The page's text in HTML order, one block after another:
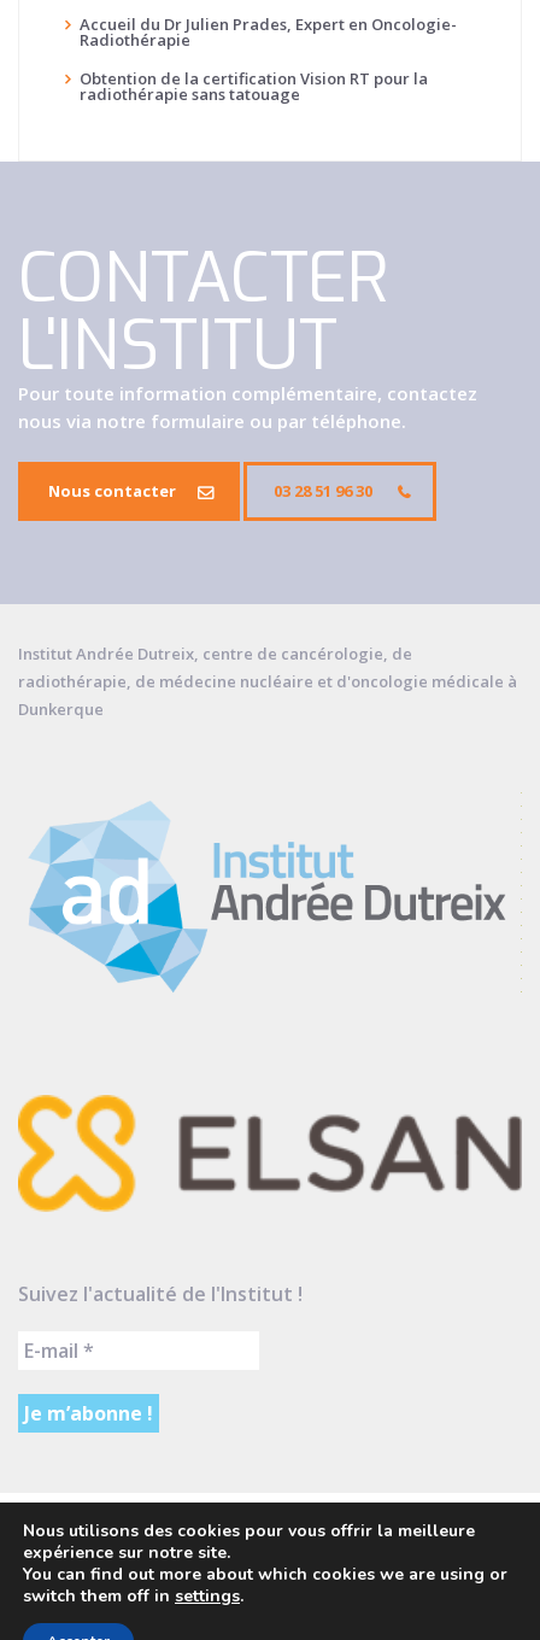
Accueil du Dr Julien Prades, Expert en Oncologie-
Radiothérapie
Obtention de la certification Vision RT pour la
radiothérapie sans tatouage
CONTACTER
L'INSTITUT
Pour toute information complémentaire, contactez
nous via notre formulaire ou par téléphone.
Nous contacter 03 28 51 96 30
Institut Andrée Dutreix, centre de cancérologie, de
radiothérapie, de médecine nucléaire et d'oncologie médicale à
Dunkerque
Suivez l'actualité de l'Institut !
Contact
Mentions légales
Institut Andrée Dutreix © 2023 Tous droits réservés | Suivez-nous
Nous utilisons des cookies pour vous offrir la meilleure
expérience sur notre site.
You can find out more about which cookies we are using or
switch them off in settings.